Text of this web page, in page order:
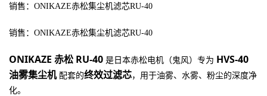
销售：ONIKAZE赤松集尘机滤芯RU-40
销售：ONIKAZE赤松集尘机滤芯RU-40
ONIKAZE 赤松 RU-40 是日本赤松电机（鬼风）专为 HVS-40
油雾集尘机 配套的终效过滤芯，用于油雾、水雾、粉尘的深度净
化。